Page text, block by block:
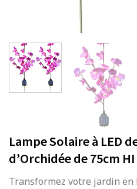
Lampe Solaire à LED
d’Orchidée de 75cm HI
Transformez votre jardin en